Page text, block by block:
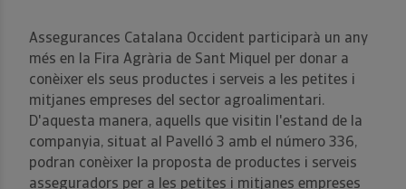
Assegurances Catalana Occident participarà un any
més en la Fira Agrària de Sant Miquel per donar a
conèixer els seus productes i serveis a les petites i
mitjanes empreses del sector agroalimentari.
D'aquesta manera, aquells que visitin l'estand de la
companyia, situat al Pavelló 3 amb el número 336,
podran conèixer la proposta de productes i serveis
asseguradors per a les petites i mitjanes empreses